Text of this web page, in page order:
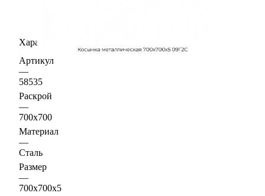
Характеристики
Артикул
—
58535
Раскрой
—
700х700
Материал
—
Сталь
Размер
—
700х700х5